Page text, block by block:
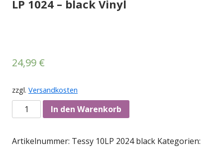
LP 1024 – black Vinyl
24,99 €
zzgl. Versandkosten
Anzahl In den Warenkorb
Artikelnummer: Tessy 10LP 2024 black Kategorien: